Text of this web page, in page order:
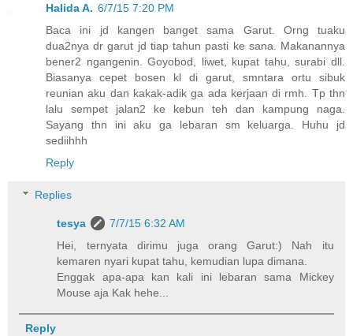
Halida A. 6/7/15 7:20 PM
Baca ini jd kangen banget sama Garut. Orng tuaku
dua2nya dr garut jd tiap tahun pasti ke sana. Makanannya
bener2 ngangenin. Goyobod, liwet, kupat tahu, surabi dll.
Biasanya cepet bosen kl di garut, smntara ortu sibuk
reunian aku dan kakak-adik ga ada kerjaan di rmh. Tp thn
lalu sempet jalan2 ke kebun teh dan kampung naga.
Sayang thn ini aku ga lebaran sm keluarga. Huhu jd
sediihhh
Reply
Replies
tesya
7/7/15 6:32 AM
Hei, ternyata dirimu juga orang Garut:) Nah itu
kemaren nyari kupat tahu, kemudian lupa dimana.
Enggak apa-apa kan kali ini lebaran sama Mickey
Mouse aja Kak hehe...
Reply